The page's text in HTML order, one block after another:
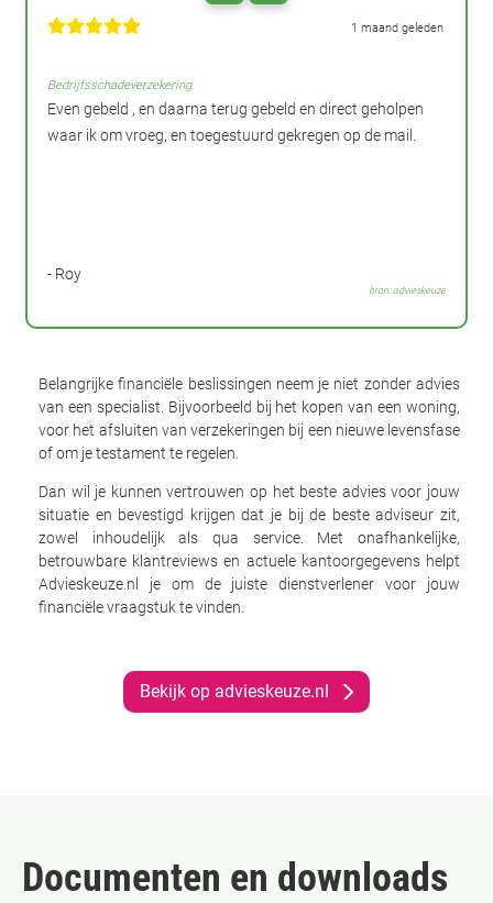
1 maand geleden
Bedrijfsschadeverzekering
Even gebeld , en daarna terug gebeld en direct geholpen
waar ik om vroeg, en toegestuurd gekregen op de mail.
- Roy
bron: advieskeuze
Belangrijke financiële beslissingen neem je niet zonder advies
van een specialist. Bijvoorbeeld bij het kopen van een woning,
voor het afsluiten van verzekeringen bij een nieuwe levensfase
of om je testament te regelen.
Dan wil je kunnen vertrouwen op het beste advies voor jouw
situatie en bevestigd krijgen dat je bij de beste adviseur zit,
zowel inhoudelijk als qua service. Met onafhankelijke,
betrouwbare klantreviews en actuele kantoorgegevens helpt
Advieskeuze.nl je om de juiste dienstverlener voor jouw
financiële vraagstuk te vinden.
Bekijk op advieskeuze.nl
Documenten en downloads